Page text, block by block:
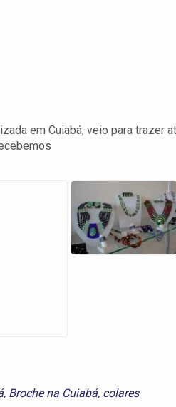
em Cuiabá, veio para trazer
, Broche na Cuiabá, colares